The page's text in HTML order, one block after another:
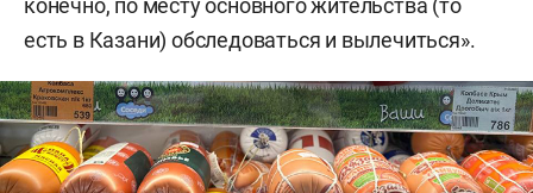
есть в Казани) обследоваться и вылечиться».